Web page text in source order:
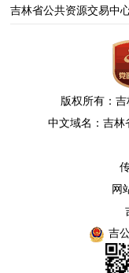
吉林省公共资源交易中
版权所有：
中文域名：吉
网
吉